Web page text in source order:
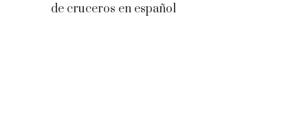
de cruceros en español